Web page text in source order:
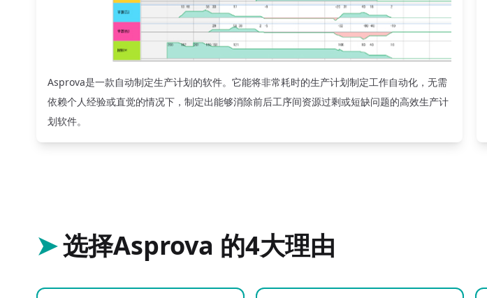
Asprova是一款自动制定生产计划的软件。它能将非常耗时的生产计划制定工作自动化，无需
依赖个人经验或直觉的情况下，制定出能够消除前后工序间资源过剩或短缺问题的高效生产计
划软件。
➤选择Asprova 的4大理由